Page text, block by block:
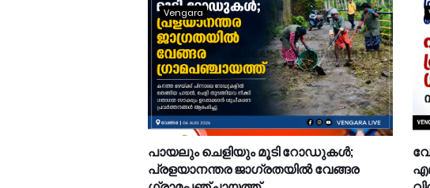
Vengara
പായലും ചെളിയും മൂടി റോഡുകൾ;
പ്രളയാനന്തര ജാഗ്രതയിൽ വേങ്ങര